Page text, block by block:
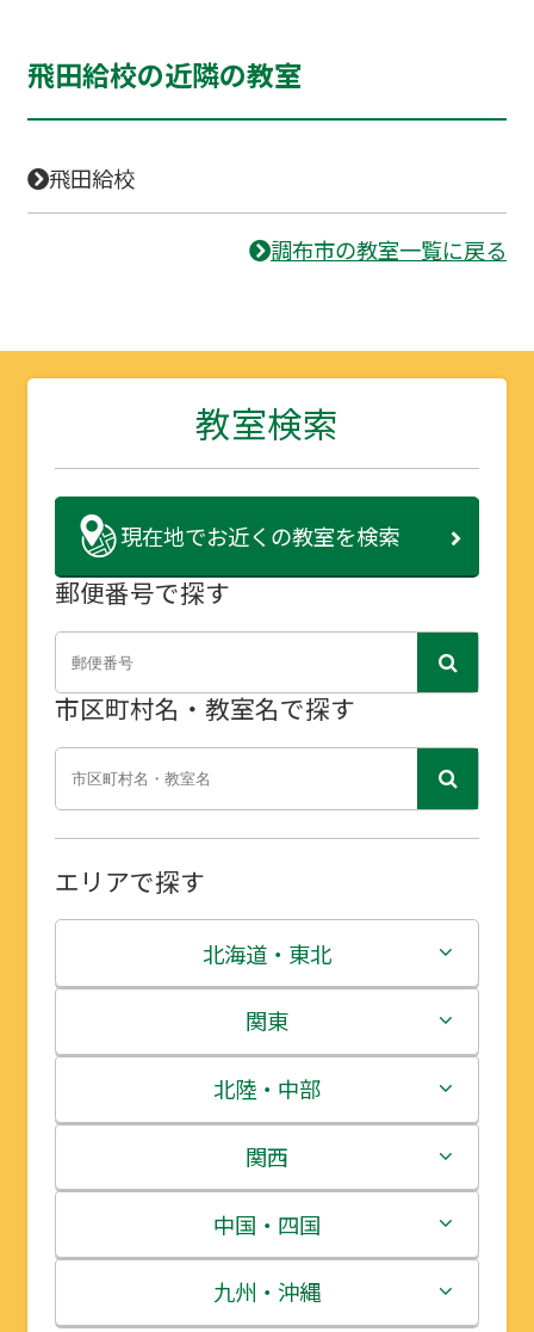
飛田給校の近隣の教室
飛田給校
調布市の教室一覧に戻る
教室検索
現在地でお近くの教室を検索
郵便番号で探す
市区町村名・教室名で探す
エリアで探す
北海道・東北
北海道
青森県
岩手県
宮城県
秋田県
関東
茨城県
栃木県
群馬県
埼玉県
北陸・中部
新潟県
富山県
石川県
関西
三重県
滋賀県
中国・四国
鳥取県
九州・沖縄